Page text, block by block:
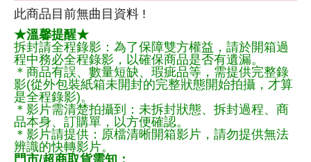
此商品目前無曲目資料 !
★溫馨提醒★
拆封請全程錄影：為了保障雙方權益，請於開箱過
程中務必全程錄影，以確保商品是否有遺漏。
＊商品有誤、數量短缺、瑕疵品等，需提供完整錄
影(從外包裝紙箱未開封的完整狀態開始拍攝，才算
是全程錄影)。
＊影片需清楚拍攝到：未拆封狀態、拆封過程、商
品本身、訂購單，以方便確認。
＊影片請提供：原檔清晰開箱影片，請勿提供無法
辨識的快轉影片。